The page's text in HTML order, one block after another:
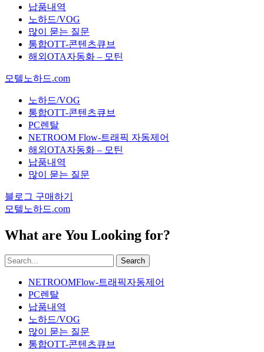
납품내역
노하드/VOG
많이 묻는 질문
통합OTT-콘텐츠큐브
해외OTA자동화 – 모틴
모텔노하드.com
노하드/VOG
통합OTT-콘텐츠큐브
PC렌탈
NETROOM Flow-트래픽 자동제어
해외OTA자동화 – 모틴
납품내역
많이 묻는 질문
블로그 구매하기
모텔노하드.com
What are You Looking for?
Search
NETROOMFlow-트래픽자동제어
PC렌탈
납품내역
노하드/VOG
많이 묻는 질문
통합OTT-콘텐츠큐브